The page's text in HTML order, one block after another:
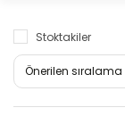
Stoktakiler